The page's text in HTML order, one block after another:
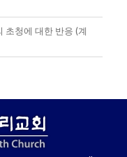
청에 대한 반응 (계